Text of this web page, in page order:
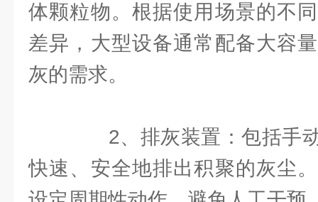
体颗粒物。根据使用场景的不
差异，大型设备通常配备大容
灰的需求。
2、排灰装置：包括手动
快速、安全地排出积聚的灰尘